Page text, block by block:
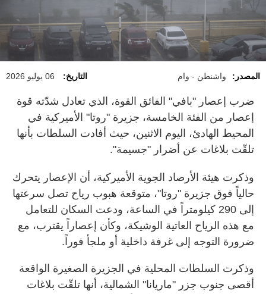
المصدر: واشنطن - وام التاريخ: 06 يوليو 2026
ضرب إعصار "بافي" الفائق القوة، الذي تعادل شدّته قوة
إعصار من الفئة الخامسة، جزيرة "روتا" الأميركية في
المحيط الهادئ، اليوم الاثنين، حيث أفادت السلطات بأنها
تلقّت بلاغات عن أضرار "جسيمة".
وذكرت هيئة الأرصاد الجوية الأميركية، أن الإعصار يتحرك
حالياً فوق جزيرة "روتا"، متوقعة هبوب رياح تصل سرعتها
إلى 290 كيلومتراً في الساعة، ودعت السكان للتعامل
مع هذه الرياح العاتية الوشيكة، وكأن إعصاراً يقترب، مع
ضرورة التوجه إلى غرفة داخلية أو ملجأ فوراً.
وذكرت السلطات المحلية في الجزيرة الصغيرة الواقعة
أقصى جنوب جزر "ماريانا" الشمالية، أنها تلقّت بلاغات